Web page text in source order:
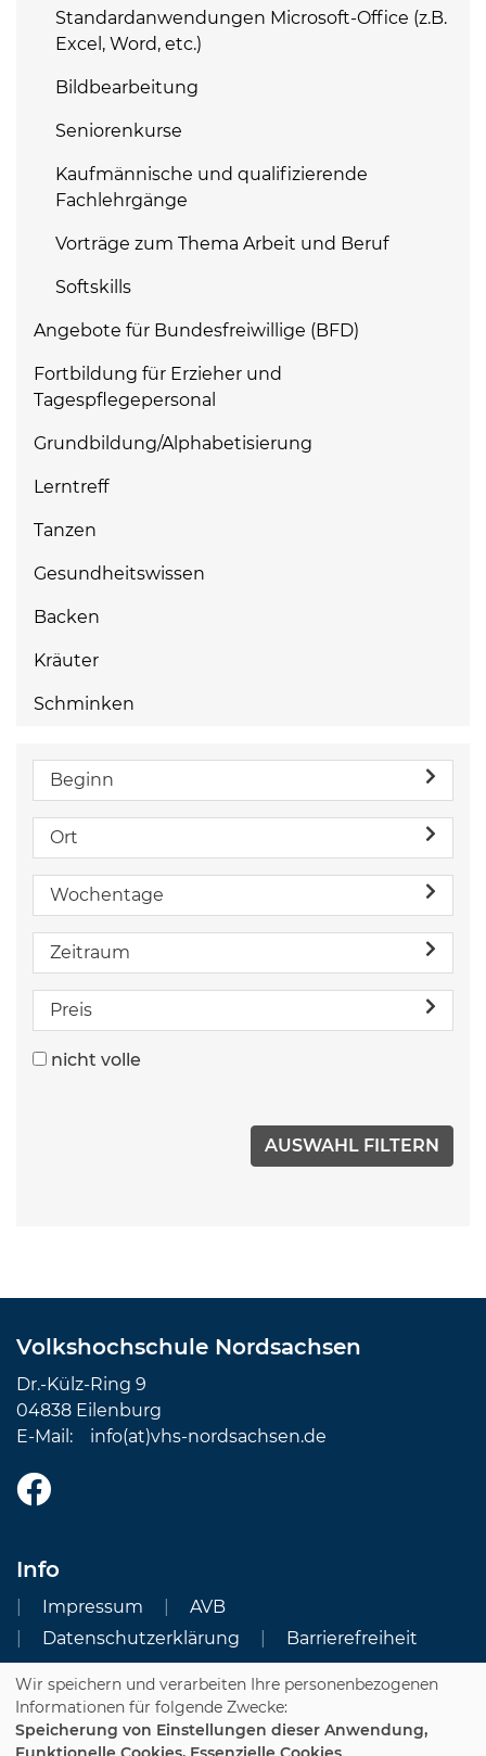
Standardanwendungen Microsoft-Office (z.B.
Excel, Word, etc.)
Bildbearbeitung
Seniorenkurse
Kaufmännische und qualifizierende
Fachlehrgänge
Vorträge zum Thema Arbeit und Beruf
Softskills
Angebote für Bundesfreiwillige (BFD)
Fortbildung für Erzieher und
Tagespflegepersonal
Grundbildung/Alphabetisierung
Lerntreff
Tanzen
Gesundheitswissen
Backen
Kräuter
Schminken
Beginn
Ort
Wochentage
Zeitraum
Preis
nicht volle
Volkshochschule Nordsachsen
Dr.-Külz-Ring 9
04838 Eilenburg
E-Mail: info(at)vhs-nordsachsen.de
Info
Impressum
AVB
Datenschutzerklärung
Barrierefreiheit
Cookie Einstellungen
Dozenten-Login
Wir speichern und verarbeiten Ihre personenbezogenen
Informationen für folgende Zwecke:
Speicherung von Einstellungen dieser Anwendung,